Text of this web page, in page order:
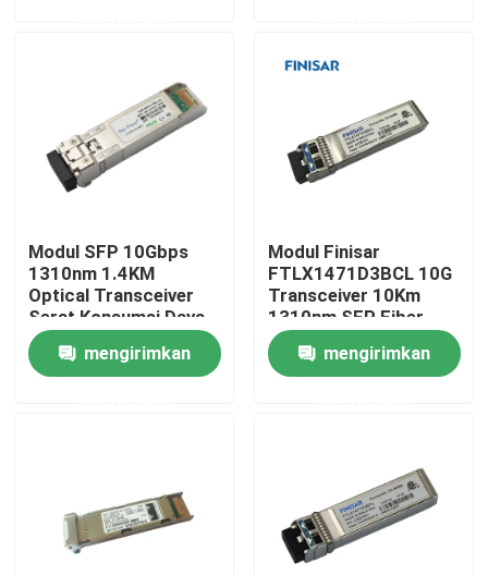
Tur Pabrik
Hubungi kami
Berita
Modul optik 400G/800G
Modul SFP 10Gbps
1310nm 1.4KM
Optical Transceiver
Serat Konsumsi Daya
Rendah
mengirimkan
Modul Finisar
FTLX1471D3BCL 10G
Transceiver 10Km
1310nm SFP Fiber
mengirimkan